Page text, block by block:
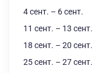
4 сент. – 6 сент.
11 сент. – 13 сент.
18 сент. – 20 сент.
25 сент. – 27 сент.